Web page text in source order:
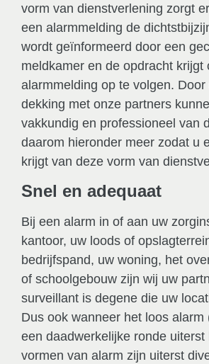
vorm van dienstverlening zorgt
een alarmmelding de
wordt geïnformeerd door een
meldkamer en de opdracht krijgt
alarmmelding op te volgen.
dekking met onze partners
vakkundig en professioneel van
daarom hieronder meer zodat u
krijgt van deze vorm van
Snel en adequaat
Bij een alarm in of aan uw
kantoor, uw loods of
bedrijfspand, uw woning, het
of schoolgebouw zijn wij uw
surveillant is degene die uw
Dus ook wanneer het loos alarm
een daadwerkelijke ronde uiterst
vormen van alarm zijn uiterst